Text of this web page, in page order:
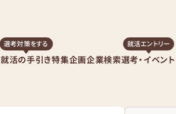
就活の手引き
選考対策をする
特集企画企業検索選考・イベント
就活エントリー